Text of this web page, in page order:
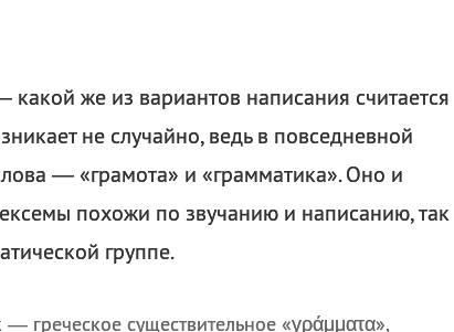
же из вариантов написания считается
не случайно, ведь в повседневной
— «грамота» и «грамматика». Оно и
похожи по звучанию и написанию, так
группе.
греческое существительное «γράμματα»,